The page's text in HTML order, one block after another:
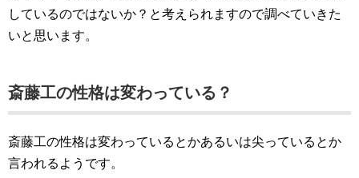
しているのではないか？と考えられますので調べていきた
いと思います。
斎藤工の性格は変わっている？
斎藤工の性格は変わっているとかあるいは尖っているとか
言われるようです。